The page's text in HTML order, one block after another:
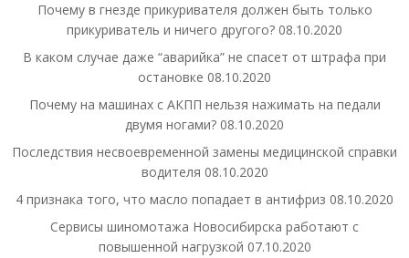
Почему в гнезде прикуривателя должен быть только
прикуриватель и ничего другого? 08.10.2020
В каком случае даже “аварийка” не спасет от штрафа при
остановке 08.10.2020
Почему на машинах с АКПП нельзя нажимать на педали
двумя ногами? 08.10.2020
Последствия несвоевременной замены медицинской справки
водителя 08.10.2020
4 признака того, что масло попадает в антифриз 08.10.2020
Сервисы шиномотажа Новосибирска работают с
повышенной нагрузкой 07.10.2020